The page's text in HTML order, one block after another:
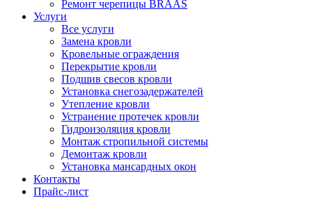
Ремонт черепицы BRAAS
Услуги
Все услуги
Замена кровли
Кровельные ограждения
Перекрытие кровли
Подшив свесов кровли
Установка снегозадержателей
Утепление кровли
Устранение протечек кровли
Гидроизоляция кровли
Монтаж стропильной системы
Демонтаж кровли
Установка мансардных окон
Контакты
Прайс-лист